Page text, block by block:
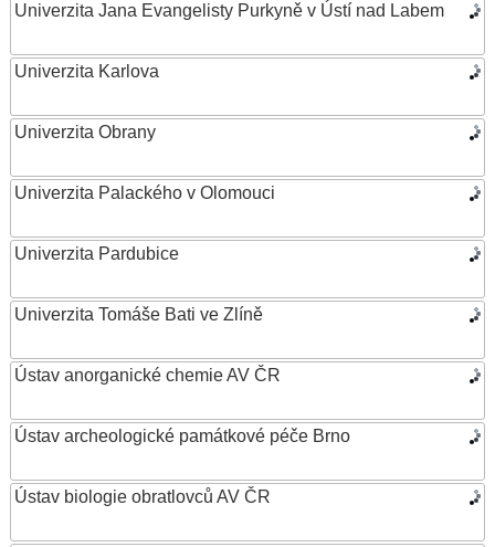
Univerzita Jana Evangelisty Purkyně v Ústí nad Labem
Univerzita Karlova
Univerzita Obrany
Univerzita Palackého v Olomouci
Univerzita Pardubice
Univerzita Tomáše Bati ve Zlíně
Ústav anorganické chemie AV ČR
Ústav archeologické památkové péče Brno
Ústav biologie obratlovců AV ČR